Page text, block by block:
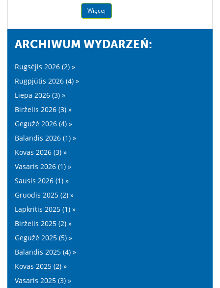
Więcej
ARCHIWUM WYDARZEŃ:
Rugsėjis 2026 (2) »
Rugpjūtis 2026 (4) »
Liepa 2026 (3) »
Birželis 2026 (3) »
Gegužė 2026 (4) »
Balandis 2026 (1) »
Kovas 2026 (3) »
Vasaris 2026 (1) »
Sausis 2026 (1) »
Gruodis 2025 (2) »
Lapkritis 2025 (1) »
Birželis 2025 (2) »
Gegužė 2025 (5) »
Balandis 2025 (4) »
Kovas 2025 (2) »
Vasaris 2025 (3) »